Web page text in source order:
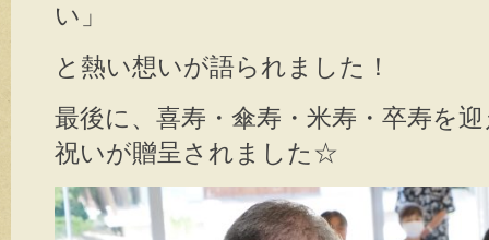
い」
と熱い想いが語られました！
最後に、喜寿・傘寿・米寿・卒寿を
祝いが贈呈されました☆